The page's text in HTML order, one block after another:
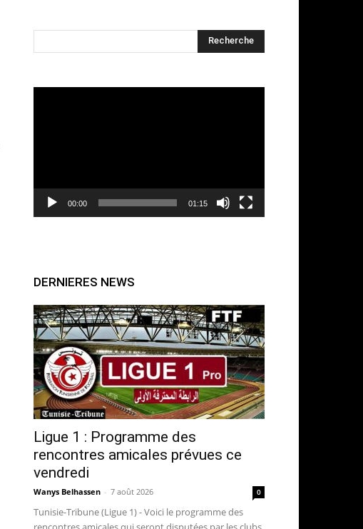
00:00 01:15
DERNIERES NEWS
Ligue 1 : Programme des
rencontres amicales prévues ce
vendredi
Wanys Belhassen - 7 août 2026 0
Tunisie-Tribune (Ligue 1) - Voici le programme des